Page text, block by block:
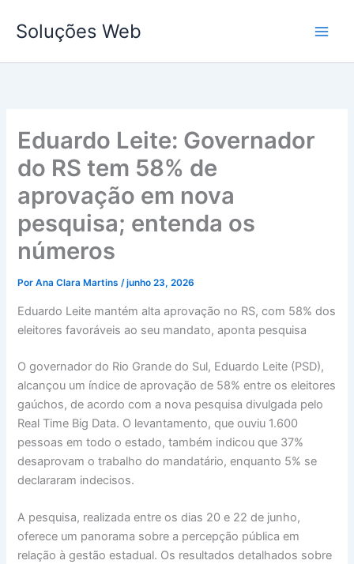
para
conteúdo
Soluções Web
Eduardo Leite: Governador
do RS tem 58% de
aprovação em nova
pesquisa; entenda os
números
PorAna Clara Martins/junho 23, 2026
Eduardo Leite mantém alta aprovação no RS, com 58% dos
eleitores favoráveis ao seu mandato, aponta pesquisa
O governador do Rio Grande do Sul, Eduardo Leite (PSD),
alcançou um índice de aprovação de 58% entre os eleitores
gaúchos, de acordo com a nova pesquisa divulgada pelo
Real Time Big Data. O levantamento, que ouviu 1.600
pessoas em todo o estado, também indicou que 37%
desaprovam o trabalho do mandatário, enquanto 5% se
declararam indecisos.
A pesquisa, realizada entre os dias 20 e 22 de junho,
oferece um panorama sobre a percepção pública em
relação à gestão estadual. Os resultados detalhados sobre